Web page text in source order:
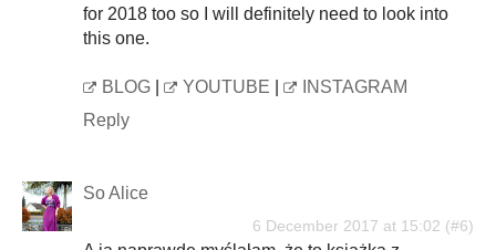
for 2018 too so I will definitely need to look into
this one.
BLOG YOUTUBE
INSTAGRAM
Reply
So Alice
6 December 2017 at 15:02